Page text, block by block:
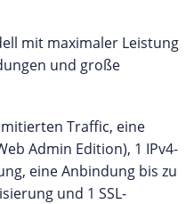
mit maximaler Leistung
und große
Traffic, eine
Admin Edition), 1 IPv4-
eine Anbindung bis zu
und 1 SSL-